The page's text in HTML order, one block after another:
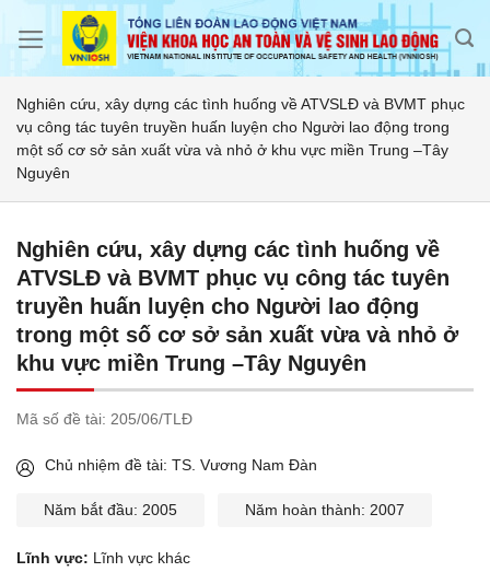
Nghiên cứu, xây dựng các tình huống về ATVSLĐ và BVMT phục
vụ công tác tuyên truyền huấn luyện cho Người lao động trong
một số cơ sở sản xuất vừa và nhỏ ở khu vực miền Trung –Tây
Nguyên
Nghiên cứu, xây dựng các tình huống về
ATVSLĐ và BVMT phục vụ công tác tuyên
truyền huấn luyện cho Người lao động
trong một số cơ sở sản xuất vừa và nhỏ ở
khu vực miền Trung –Tây Nguyên
Mã số đề tài: 205/06/TLĐ
Chủ nhiệm đề tài: TS. Vương Nam Đàn
Năm bắt đầu: 2005 Năm hoàn thành: 2007
Lĩnh vực: Lĩnh vực khác